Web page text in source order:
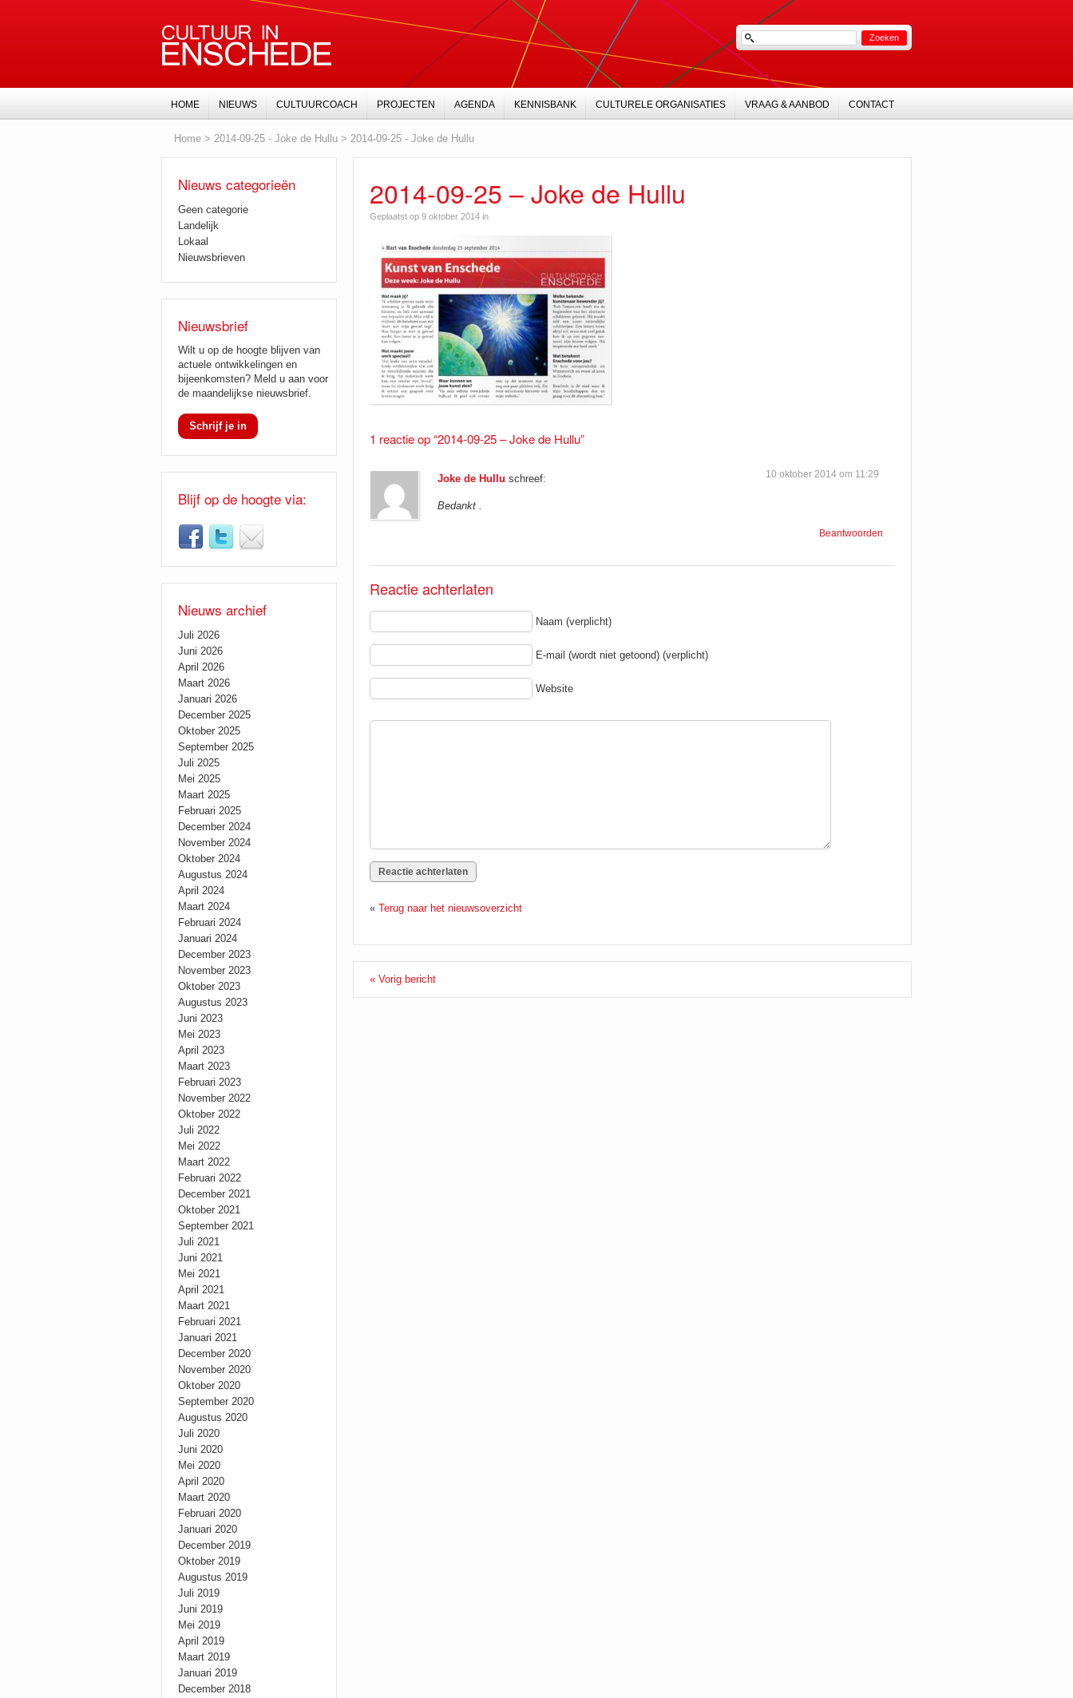
Home > 2014-09-25 - Joke de Hullu > 2014-09-25 - Joke de Hullu
2014-09-25 – Joke de Hullu
Geplaatst op 9 oktober 2014 in
1 reactie op “2014-09-25 – Joke de Hullu”
Joke de Hullu schreef: 10 oktober 2014 om 11:29
Bedankt .
Beantwoorden
Reactie achterlaten
Naam (verplicht)
E-mail (wordt niet getoond) (verplicht)
Website
« Terug naar het nieuwsoverzicht
« Vorig bericht
Nieuws categorieën
Geen categorie
Landelijk
Lokaal
Nieuwsbrieven
Nieuwsbrief
Wilt u op de hoogte blijven van
actuele ontwikkelingen en
bijeenkomsten? Meld u aan voor
de maandelijkse nieuwsbrief.
Schrijf je in
Blijf op de hoogte via:
Nieuws archief
Juli 2026
Juni 2026
April 2026
Maart 2026
Januari 2026
December 2025
Oktober 2025
September 2025
Juli 2025
Mei 2025
Maart 2025
Februari 2025
December 2024
November 2024
Oktober 2024
Augustus 2024
April 2024
Maart 2024
Februari 2024
Januari 2024
December 2023
November 2023
Oktober 2023
Augustus 2023
Juni 2023
Mei 2023
April 2023
Maart 2023
Februari 2023
November 2022
Oktober 2022
Juli 2022
Mei 2022
Maart 2022
Februari 2022
December 2021
Oktober 2021
September 2021
Juli 2021
Juni 2021
Mei 2021
April 2021
Maart 2021
Februari 2021
Januari 2021
December 2020
November 2020
Oktober 2020
September 2020
Augustus 2020
Juli 2020
Juni 2020
Mei 2020
April 2020
Maart 2020
Februari 2020
Januari 2020
December 2019
Oktober 2019
Augustus 2019
Juli 2019
Juni 2019
Mei 2019
April 2019
Maart 2019
Januari 2019
December 2018
HOME NIEUWS CULTUURCOACH PROJECTEN AGENDA KENNISBANK CULTURELE ORGANISATIES VRAAG & AANBOD CONTACT